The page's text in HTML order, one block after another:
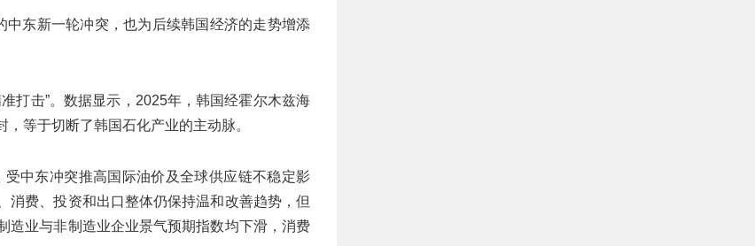
东新一轮冲突，也为后续韩国经济的走势增添
打击”。数据显示，2025年，韩国经霍尔木兹海
等于切断了韩国石化产业的主动脉。
中东冲突推高国际油价及全球供应链不稳定影
消费、投资和出口整体仍保持温和改善趋势，但
造业与非制造业企业景气预期指数均下滑，消费